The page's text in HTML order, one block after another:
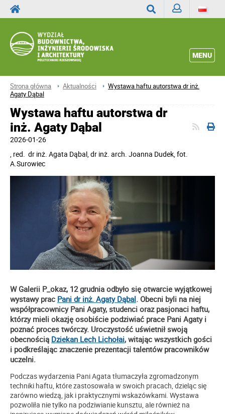
MENU
Strona główna Aktualności
Wystawa haftu autorstwa dr inż.
Agaty Dąbal
Wystawa haftu autorstwa dr
inż. Agaty Dąbal
2026-01-26
, red. dr inż. Agata Dąbal, dr inż. arch. Joanna Dudek, fot.
A.Surowiec
W Galerii P_okaz, 12 grudnia odbyło się otwarcie wyjątkowej
wystawy prac Pani dr inż. Agaty Dąbal. Obecni byli na niej
współpracownicy Pani Agaty, studenci oraz pasjonaci haftu,
którzy mieli okazję osobiście podziwiać prace Pani Agaty i
poznać proces twórczy. Uroczystość uświetnił swoją
obecnością Dziekan Lech Lichołai, witając wszystkich gości
i podkreślając znaczenie prezentacji talentów pracowników
uczelni.
Podczas wydarzenia Pani Agata tłumaczyła zgromadzonym
techniki haftu, które zastosowała w swoich pracach, dzieląc się
zarówno wiedzą, jak i praktycznymi wskazówkami. Wystawa
pozwoliła nie tylko na podziwianie kunsztu, ale również na